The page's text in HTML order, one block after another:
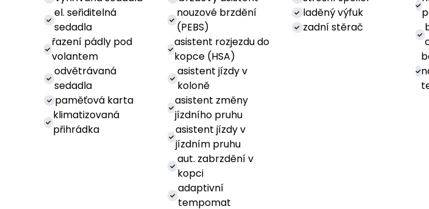
el. seřiditelná
sedadla
řazení pádly pod
volantem
odvětrávaná
sedadla
paměťová karta
klimatizovaná
přihrádka
nouzové brzdění
(PEBS)
asistent rozjezdu do
kopce (HSA)
asistent jízdy v
koloně
asistent změny
jízdního pruhu
asistent jízdy v
jízdním pruhu
aut. zabrzdění v
kopci
adaptivní
tempomat
laděný výfuk
zadní stěrač